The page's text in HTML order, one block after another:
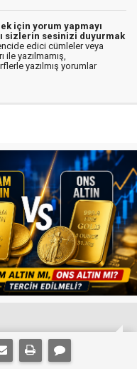
için yorum yapmayı
sizlerin sesinizi duyurmak
edici cümleler veya
ile yazılmamış,
yazılmış yorumlar